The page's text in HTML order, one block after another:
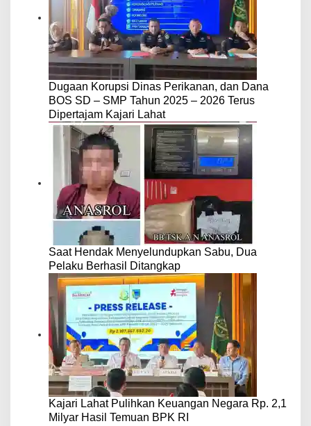
Dugaan Korupsi Dinas Perikanan, dan Dana
BOS SD – SMP Tahun 2025 – 2026 Terus
Dipertajam Kajari Lahat
Saat Hendak Menyelundupkan Sabu, Dua
Pelaku Berhasil Ditangkap
Kajari Lahat Pulihkan Keuangan Negara Rp. 2,1
Milyar Hasil Temuan BPK RI